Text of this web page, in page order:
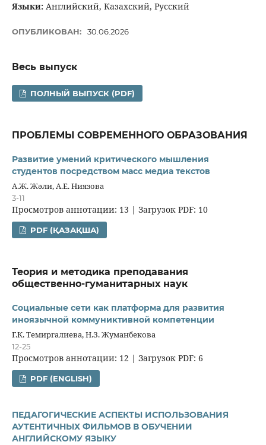
Языки:Английский, Казахский, Русский
ОПУБЛИКОВАН: 30.06.2026
Весь выпуск
ПОЛНЫЙ ВЫПУСК (PDF)
ПРОБЛЕМЫ СОВРЕМЕННОГО ОБРАЗОВАНИЯ
Развитие умений критического мышления
студентов посредством масс медиа текстов
А.Ж. Жәли, А.Е. Ниязова
3-11
Просмотров аннотации: 13 | Загрузок PDF: 10
PDF (ҚАЗАҚША)
Теория и методика преподавания
общественно-гуманитарных наук
Социальные сети как платформа для развития
иноязычной коммуниктивной компетенции
Г.К. Темиргалиева, Н.З. Жуманбекова
12-25
Просмотров аннотации: 12 | Загрузок PDF: 6
PDF (ENGLISH)
ПЕДАГОГИЧЕСКИЕ АСПЕКТЫ ИСПОЛЬЗОВАНИЯ
АУТЕНТИЧНЫХ ФИЛЬМОВ В ОБУЧЕНИИ
АНГЛИЙСКОМУ ЯЗЫКУ